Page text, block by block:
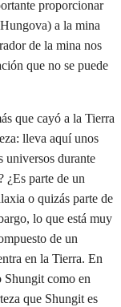
proporcionar
a la mina
de la mina nos
que no se puede
que cayó a la Tierra
lleva aquí unos
universos durante
¿Es parte de un
o quizás parte de
lo que está muy
de un
en la Tierra. En
Shungit como en
que Shungit es